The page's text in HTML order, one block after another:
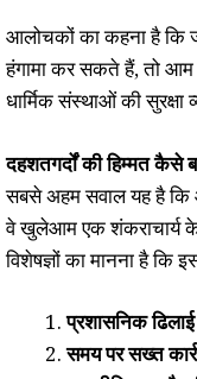
आलोचकों का कहना है कि
हंगामा कर सकते हैं, तो आम
धार्मिक संस्थाओं की
दहशतगर्दों की हिम्मत कैसे
सबसे अहम सवाल यह है कि
वे खुलेआम एक शंकराचार्य
विशेषज्ञों का मानना है कि
प्रशासनिक ढिलाई
समय पर सख्त